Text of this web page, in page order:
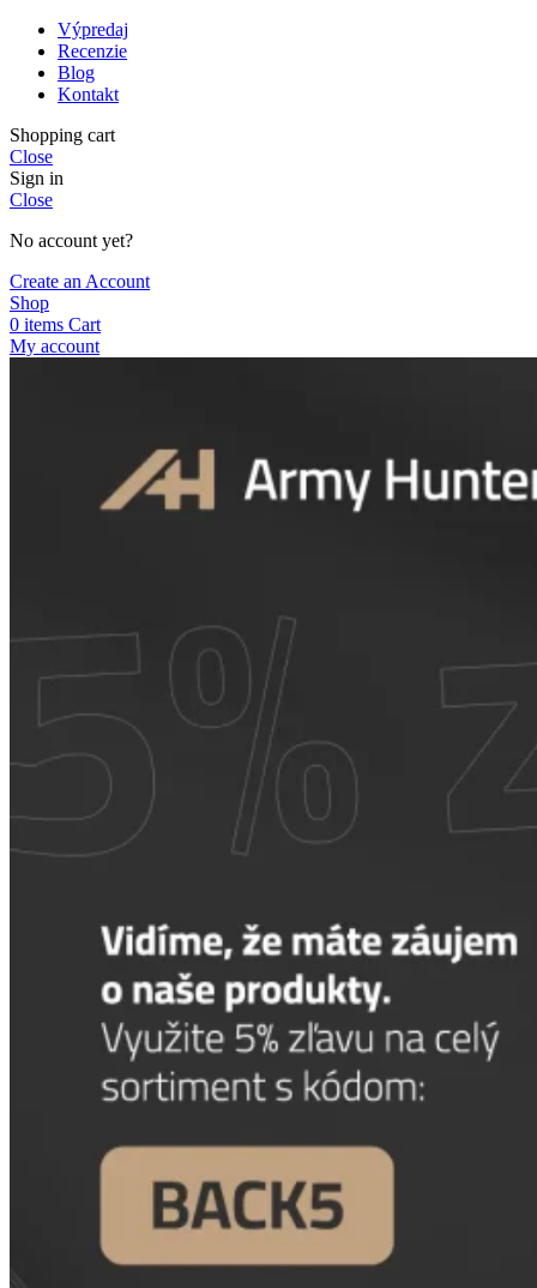
Výpredaj
Recenzie
Blog
Kontakt
Shopping cart
Close
Sign in
Close
No account yet?
Create an Account
Shop
0 items Cart
My account